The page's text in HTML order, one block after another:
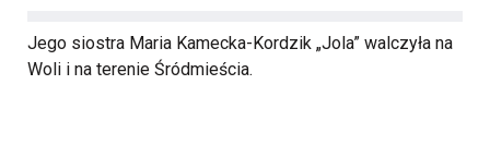
Jego siostra Maria Kamecka-Kordzik „Jola” walczyła na
Woli i na terenie Śródmieścia.